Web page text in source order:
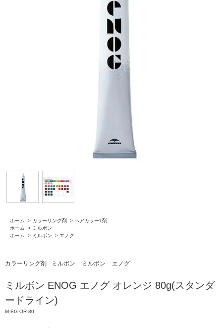
ホーム > カラーリング剤 > ヘアカラー1剤
ホーム
> ミルボン
ホーム
> ミルボン > エノグ
カラーリング剤 ミルボン ミルボン エノグ
ミルボン ENOG エノグ オレンジ 80g(スタンダ
ードライン)
M-EG-OR-80